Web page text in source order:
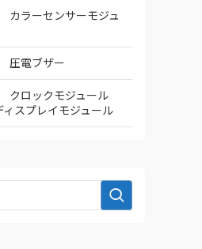
ラーセンサーモジュ
圧電ブザー
クロックモジュール
スプレイモジュール